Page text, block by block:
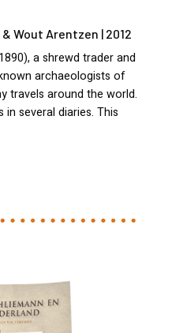
Wout Arentzen | 2012
a shrewd trader and
archaeologists of
travels around the world.
several diaries. This